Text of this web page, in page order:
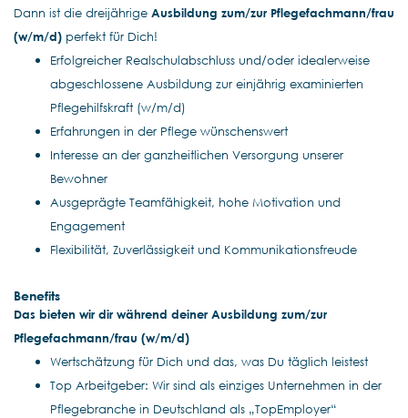
Dann ist die dreijährige Ausbildung zum/zur Pflegefachmann/frau
(w/m/d) perfekt für Dich!
Erfolgreicher Realschulabschluss und/oder idealerweise
abgeschlossene Ausbildung zur einjährig examinierten
Pflegehilfskraft (w/m/d)
Erfahrungen in der Pflege wünschenswert
Interesse an der ganzheitlichen Versorgung unserer
Bewohner
Ausgeprägte Teamfähigkeit, hohe Motivation und
Engagement
Flexibilität, Zuverlässigkeit und Kommunikationsfreude
Benefits
Das bieten wir dir während deiner Ausbildung zum/zur
Pflegefachmann/frau (w/m/d)
Wertschätzung für Dich und das, was Du täglich leistest
Top Arbeitgeber: Wir sind als einziges Unternehmen in der
Pflegebranche in Deutschland als „TopEmployer“